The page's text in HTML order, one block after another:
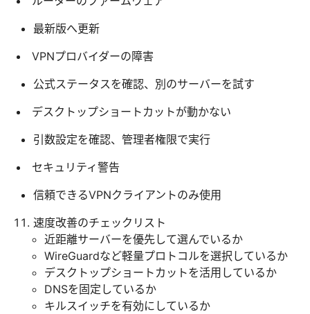
最新版へ更新
VPNプロバイダーの障害
公式ステータスを確認、別のサーバーを試す
デスクトップショートカットが動かない
引数設定を確認、管理者権限で実行
セキュリティ警告
信頼できるVPNクライアントのみ使用
速度改善のチェックリスト
近距離サーバーを優先して選んでいるか
WireGuardなど軽量プロトコルを選択しているか
デスクトップショートカットを活用しているか
DNSを固定しているか
キルスイッチを有効にしているか